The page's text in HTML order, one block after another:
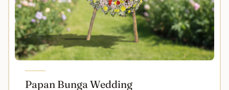
Papan Bunga Wedding